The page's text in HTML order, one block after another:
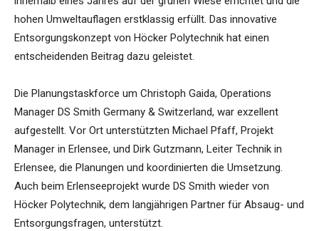
hohen Umweltauflagen erstklassig erfüllt. Das innovative
Entsorgungskonzept von Höcker Polytechnik hat einen
entscheidenden Beitrag dazu geleistet.
Die Planungstaskforce um Christoph Gaida, Operations
Manager DS Smith Germany & Switzerland, war exzellent
aufgestellt. Vor Ort unterstützten Michael Pfaff, Projekt
Manager in Erlensee, und Dirk Gutzmann, Leiter Technik in
Erlensee, die Planungen und koordinierten die Umsetzung.
Auch beim Erlenseeprojekt wurde DS Smith wieder von
Höcker Polytechnik, dem langjährigen Partner für Absaug- und
Entsorgungsfragen, unterstützt.